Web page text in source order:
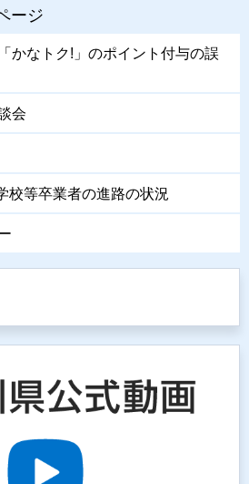
ージ
かなトク!」のポイント付与の誤
会
校等卒業者の進路の状況